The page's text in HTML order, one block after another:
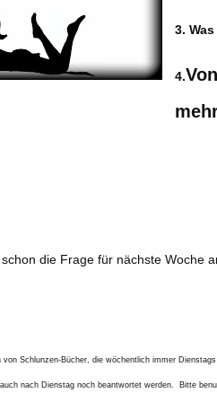
3.
4.
die Frage für nächste Woche
Schlunzen-Bücher, die wöchentlich immer
nach Dienstag noch beantwortet werden. Bitte